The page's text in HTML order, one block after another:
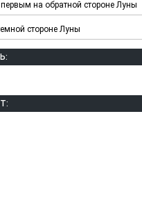
первым на обратной стороне Луны
стороне Луны
Капкан
ЧЕЧНЯ. А.